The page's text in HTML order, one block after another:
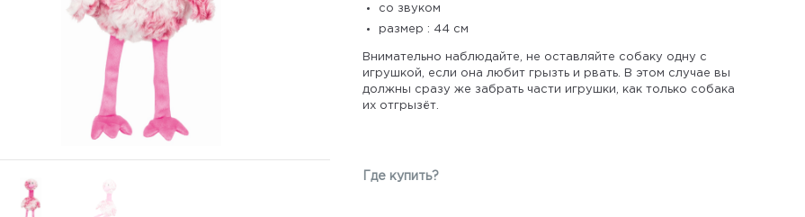
со звуком
размер : 44 см
Внимательно наблюдайте, не оставляйте собаку одну с
игрушкой, если она любит грызть и рвать. В этом случае вы
должны сразу же забрать части игрушки, как только собака
их отгрызёт.
Где купить?